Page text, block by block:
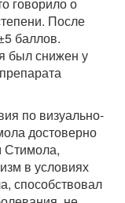
После
баллов.
был снижен у
по визуально-
достоверно
Стимола,
в условиях
способствовал